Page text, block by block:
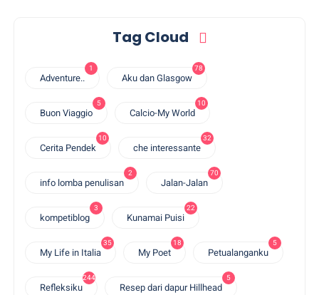
Tag Cloud
Adventure..
1
Aku dan Glasgow
78
Buon Viaggio
5
Calcio-My World
10
Cerita Pendek
10
che interessante
32
info lomba penulisan
2
Jalan-Jalan
70
kompetiblog
3
Kunamai Puisi
22
My Life in Italia
35
My Poet
18
Petualanganku
5
Refleksiku
244
Resep dari dapur Hillhead
5